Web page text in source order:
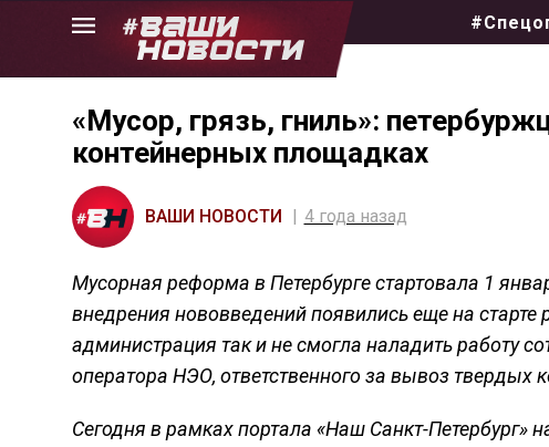
Skip
«Мусор, грязь, гниль»:
контейнерных площадках
ВАШИ НОВОСТИ 4 года назад
Мусорная реформа в Петербурге стартовала 1
внедрения нововведений появились еще на
администрация так и не смогла наладить работу
оператора НЭО, ответственного за вывоз твердых
Сегодня в рамках портала «Наш Санкт-Петербург»